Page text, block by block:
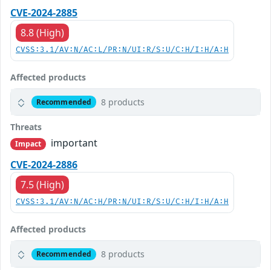
CVE-2024-2885
8.8 (High)
CVSS:3.1/AV:N/AC:L/PR:N/UI:R/S:U/C:H/I:H/A:H
Affected products
Recommended 8 products
Threats
Impact
important
CVE-2024-2886
7.5 (High)
CVSS:3.1/AV:N/AC:H/PR:N/UI:R/S:U/C:H/I:H/A:H
Affected products
Recommended 8 products